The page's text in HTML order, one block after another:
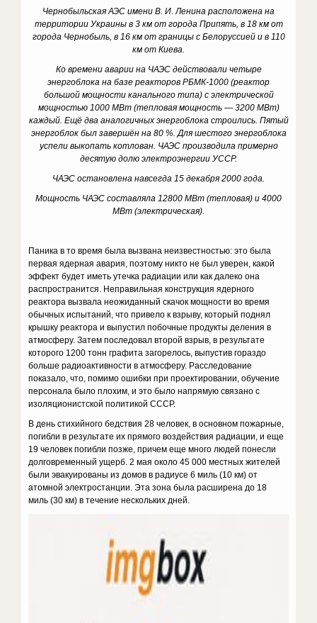
Чернобыльская АЭС имени В. И. Ленина расположена на
территории Украины в 3 км от города Припять, в 18 км от
города Чернобыль, в 16 км от границы с Белоруссией и в 110
км от Киева.
Ко времени аварии на ЧАЭС действовали четыре
энергоблока на базе реакторов РБМК-1000 (реактор
большой мощности канального типа) с электрической
мощностью 1000 МВт (тепловая мощность — 3200 МВт)
каждый. Ещё два аналогичных энергоблока строились. Пятый
энергоблок был завершён на 80 %. Для шестого энергоблока
успели выкопать котлован. ЧАЭС производила примерно
десятую долю электроэнергии УССР.
ЧАЭС остановлена навсегда 15 декабря 2000 года.
Мощность ЧАЭС составляла 12800 МВт (тепловая) и 4000
МВт (электрическая).
Паника в то время была вызвана неизвестностью: это была
первая ядерная авария, поэтому никто не был уверен, какой
эффект будет иметь утечка радиации или как далеко она
распространится. Неправильная конструкция ядерного
реактора вызвала неожиданный скачок мощности во время
обычных испытаний, что привело к взрыву, который поднял
крышку реактора и выпустил побочные продукты деления в
атмосферу. Затем последовал второй взрыв, в результате
которого 1200 тонн графита загорелось, выпустив гораздо
больше радиоактивности в атмосферу. Расследование
показало, что, помимо ошибки при проектировании, обучение
персонала было плохим, и это было напрямую связано с
изоляционистской политикой CCCР.
В день стихийного бедствия 28 человек, в основном пожарные,
погибли в результате их прямого воздействия радиации, и еще
19 человек погибли позже, причем еще много людей понесли
долговременный ущерб. 2 мая около 45 000 местных жителей
были эвакуированы из домов в радиусе 6 миль (10 км) от
атомной электростанции. Эта зона была расширена до 18
миль (30 км) в течение нескольких дней.